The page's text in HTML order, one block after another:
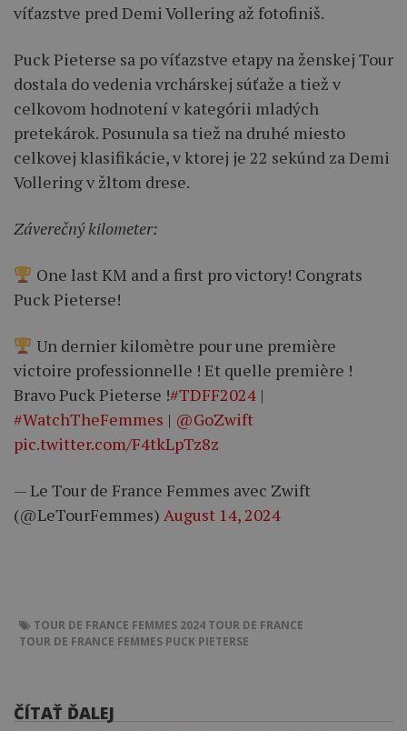
víťazstve pred Demi Vollering až fotofiniš.
Puck Pieterse sa po víťazstve etapy na ženskej Tour
dostala do vedenia vrchárskej súťaže a tiež v
celkovom hodnotení v kategórii mladých
pretekárok. Posunula sa tiež na druhé miesto
celkovej klasifikácie, v ktorej je 22 sekúnd za Demi
Vollering v žltom drese.
Záverečný kilometer:
One last KM and a first pro victory! Congrats
Puck Pieterse!
Un dernier kilomètre pour une première
victoire professionnelle ! Et quelle première !
Bravo Puck Pieterse !#TDFF2024 |
#WatchTheFemmes | @GoZwift
pic.twitter.com/F4tkLpTz8z
— Le Tour de France Femmes avec Zwift
(@LeTourFemmes) August 14, 2024
TOUR DE FRANCE FEMMES 2024 TOUR DE FRANCE
TOUR DE FRANCE FEMMES PUCK PIETERSE
ČÍTAŤ ĎALEJ